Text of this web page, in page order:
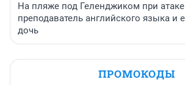
На пляже под Геленджиком при
преподаватель английского языка и
дочь
ПРОМОКОДЫ